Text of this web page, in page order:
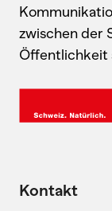
zwischen der
Öffentlichkeit
Kontakt